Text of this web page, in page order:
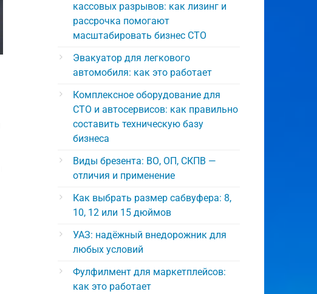
кассовых разрывов: как лизинг и
рассрочка помогают
масштабировать бизнес СТО
Эвакуатор для легкового
автомобиля: как это работает
Комплексное оборудование для
СТО и автосервисов: как правильно
составить техническую базу
бизнеса
Виды брезента: ВО, ОП, СКПВ —
отличия и применение
Как выбрать размер сабвуфера: 8,
10, 12 или 15 дюймов
УАЗ: надёжный внедорожник для
любых условий
Фулфилмент для маркетплейсов:
как это работает